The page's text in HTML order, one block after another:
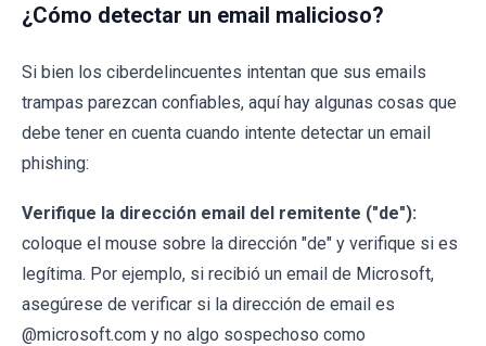
¿Cómo detectar un email malicioso?
Si bien los ciberdelincuentes intentan que sus emails
trampas parezcan confiables, aquí hay algunas cosas que
debe tener en cuenta cuando intente detectar un email
phishing:
Verifique la dirección email del remitente ("de"):
coloque el mouse sobre la dirección "de" y verifique si es
legítima. Por ejemplo, si recibió un email de Microsoft,
asegúrese de verificar si la dirección de email es
@microsoft.com y no algo sospechoso como